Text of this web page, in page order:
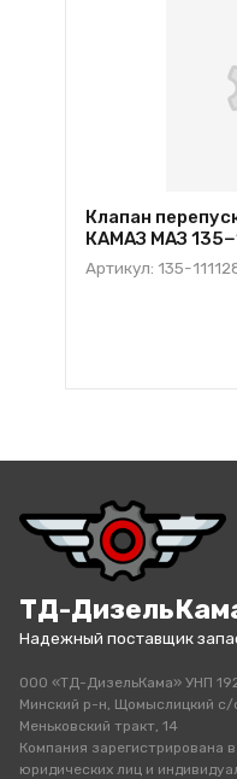
Клапан
КАМАЗ МАЗ
Артикул: 135-
ТД-
Надежный поставщик
ООО «ТД-ДизельКама» УНП
Минский р-н, Щомыслицкий с/
Меньковский тракт, 14
Компания зарегистрирована
юридических лиц и